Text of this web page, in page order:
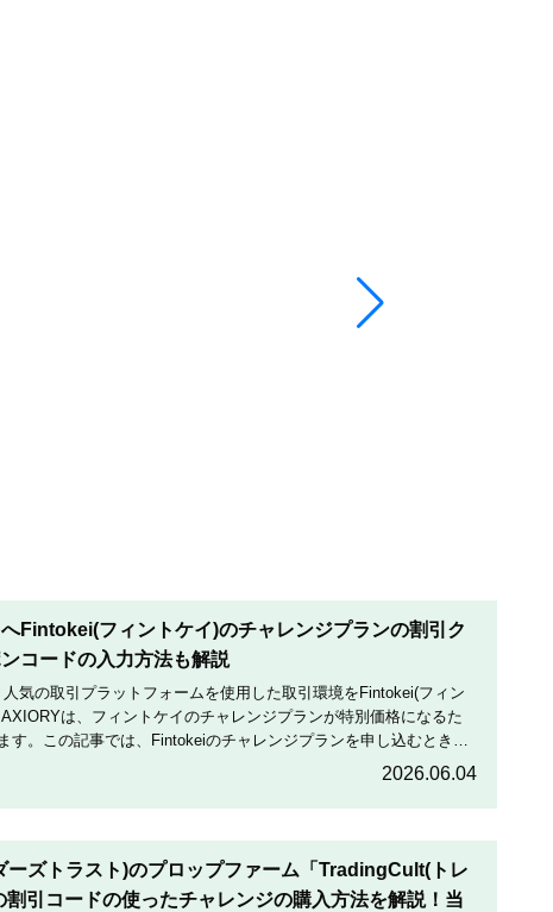
Fintokei(フィントケイ)のチャレンジプランの割引ク
コードの入力方法も解説
気の取引プラットフォームを使用した取引環境をFintokei(フィン
は、フィントケイのチャレンジプランが特別価格になるた
す。この記事では、Fintokeiのチャレンジプランを申し込むときの
2026.06.04
ズトラスト)のプロップファーム「TradingCult(トレ
割引コードの使ったチャレンジの購入方法を解説！当